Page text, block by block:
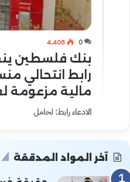
0 4٬405
بنك فلسطين
رابط انتحالي
مالية مزعومة
الادعاء رابط: لحامل
آخر المواد المدققة